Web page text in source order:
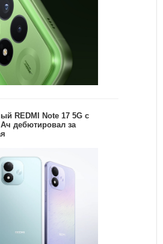
REDMI Note 17 5G с
дебютировал за